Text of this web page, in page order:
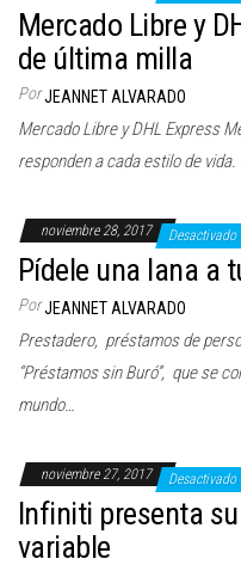
Mercado Libre y
de última milla
PorJEANNET ALVARADO
Mercado Libre y DHL Express
responden a cada estilo de
noviembre 28, 2017 Desactivado
Pídele una lana a
PorJEANNET ALVARADO
Prestadero, préstamos de
“Préstamos sin Buró”, que se
mundo…
noviembre 27, 2017 Desactivado
Infiniti presenta
variable